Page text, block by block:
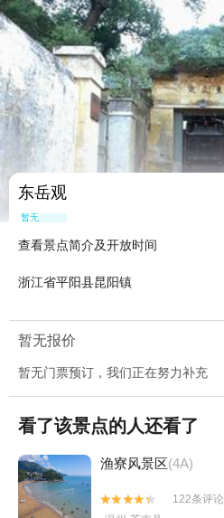
东岳观
暂无点评
查看景点简介及开放时间
浙江省平阳县昆阳镇
暂无报价
暂无门票预订，我们正在努力补充
看了该景点的人还看了
渔寮风景区(4A)


122条评论
